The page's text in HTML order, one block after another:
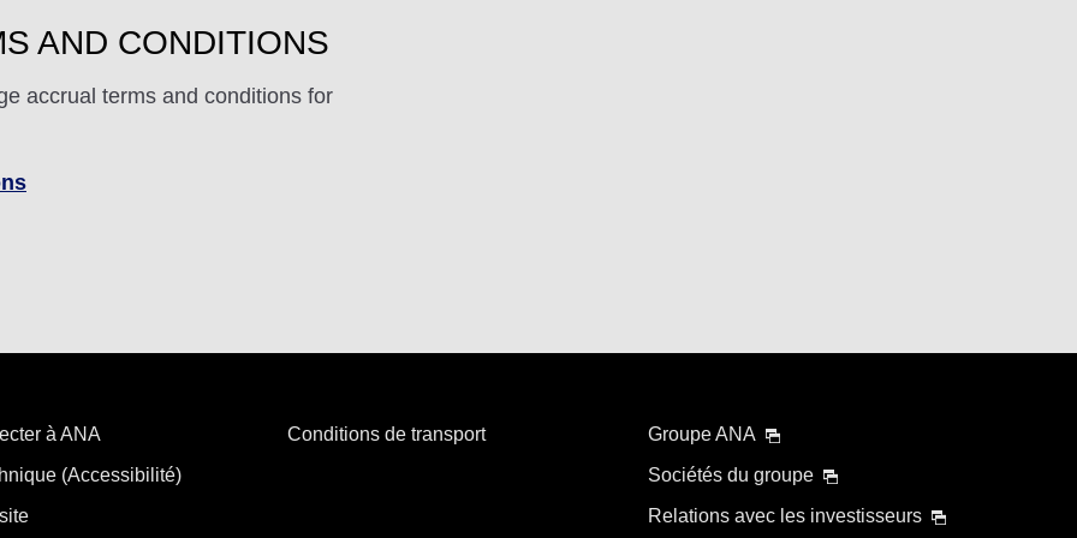
AND CONDITIONS
accrual terms and conditions for
à ANA
(Accessibilité)
Conditions de transport
Groupe ANA
Sociétés du groupe
Relations avec les investisseurs